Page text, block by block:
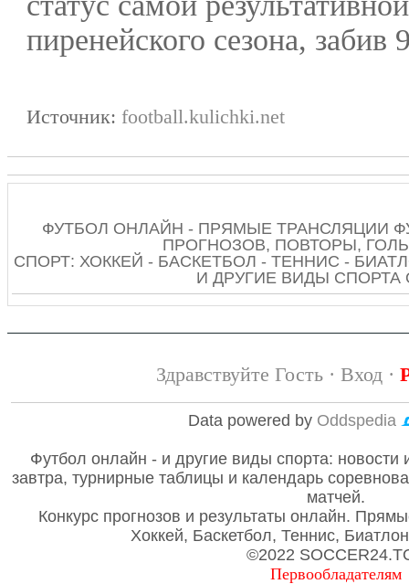
пиренейского сезона, забив
Источник: football.kulichki.net
ФУТБОЛ ОНЛАЙН - ПРЯМЫЕ ТРАНСЛЯЦИИ
ПРОГНОЗОВ, ПОВТОРЫ,
СПОРТ: ХОККЕЙ - БАСКЕТБОЛ - ТЕННИС -
И ДРУГИЕ ВИДЫ СПОРТА
Здравствуйте Гость · Вход·
Data powered by Oddspedia
Футбол онлайн - и другие виды спорта: новости
завтра, турнирные таблицы и календарь
матчей.
Конкурс прогнозов и результаты онлайн.
Хоккей, Баскетбол, Теннис,
©2022
Первообладателям